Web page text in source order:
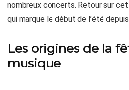
nombreux concerts. Retour sur
qui marque le début de l’été
Les origines de la
musique